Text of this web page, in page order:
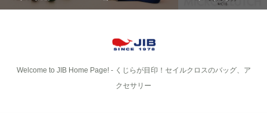
Welcome to JIB Home Page! ‐ くじらが目印！セイルクロスのバッグ、ア
クセサリー